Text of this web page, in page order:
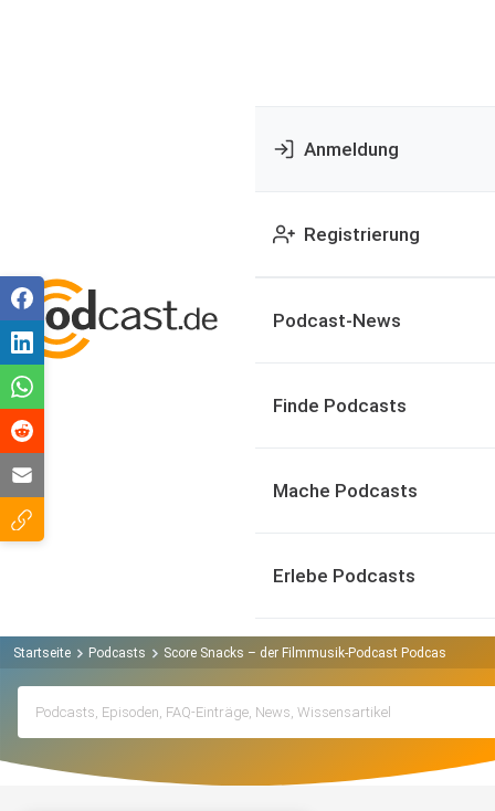
Anmeldung
Registrierung
Podcast-News
Finde Podcasts
Mache Podcasts
Erlebe Podcasts
Startseite Podcasts Score Snacks – der Filmmusik-Podcast Podcast